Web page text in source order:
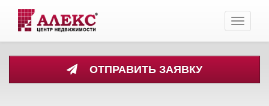
ОТПРАВИТЬ ЗАЯВКУ
Toggle